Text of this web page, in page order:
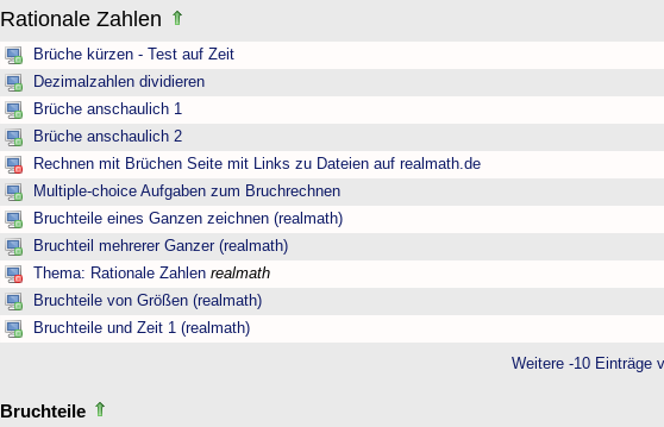
Rationale Zahlen
Brüche kürzen - Test auf Zeit
Dezimalzahlen dividieren
Brüche anschaulich 1
Brüche anschaulich 2
Rechnen mit Brüchen Seite mit Links zu Dateien auf realmath.de
Multiple-choice Aufgaben zum Bruchrechnen
Bruchteile eines Ganzen zeichnen (realmath)
Bruchteil mehrerer Ganzer (realmath)
Thema: Rationale Zahlen realmath
Bruchteile von Größen (realmath)
Bruchteile und Zeit 1 (realmath)
Weitere -10 Einträge
Bruchteile